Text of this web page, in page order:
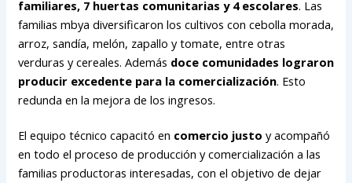
familiares, 7 huertas comunitarias y 4 escolares. Las
familias mbya diversificaron los cultivos con cebolla morada,
arroz, sandía, melón, zapallo y tomate, entre otras
verduras y cereales. Además doce comunidades lograron
producir excedente para la comercialización. Esto
redunda en la mejora de los ingresos.
El equipo técnico capacitó en comercio justo y acompañó
en todo el proceso de producción y comercialización a las
familias productoras interesadas, con el objetivo de dejar